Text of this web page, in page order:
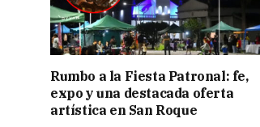
Rumbo a la Fiesta Patronal: fe,
expo y una destacada oferta
artística en San Roque